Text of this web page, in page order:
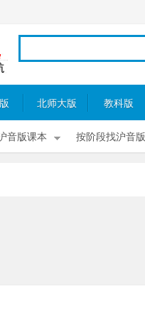
北师大版 教科版
音版课本 按阶段找沪音